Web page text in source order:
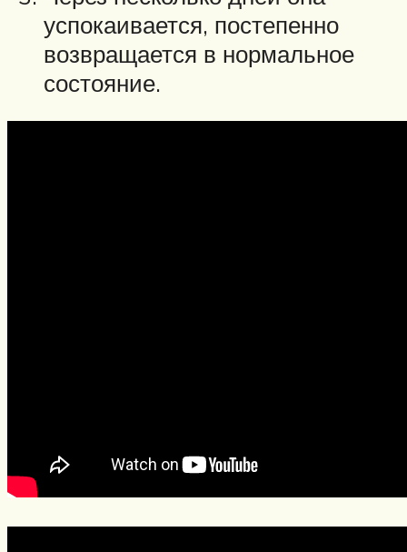
успокаивается, постепенно
возвращается в нормальное
состояние.